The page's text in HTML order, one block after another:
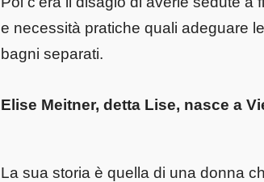
e necessità pratiche quali adeguare
bagni separati.
Elise Meitner, detta Lise, nasce a
La sua storia è quella di una donna